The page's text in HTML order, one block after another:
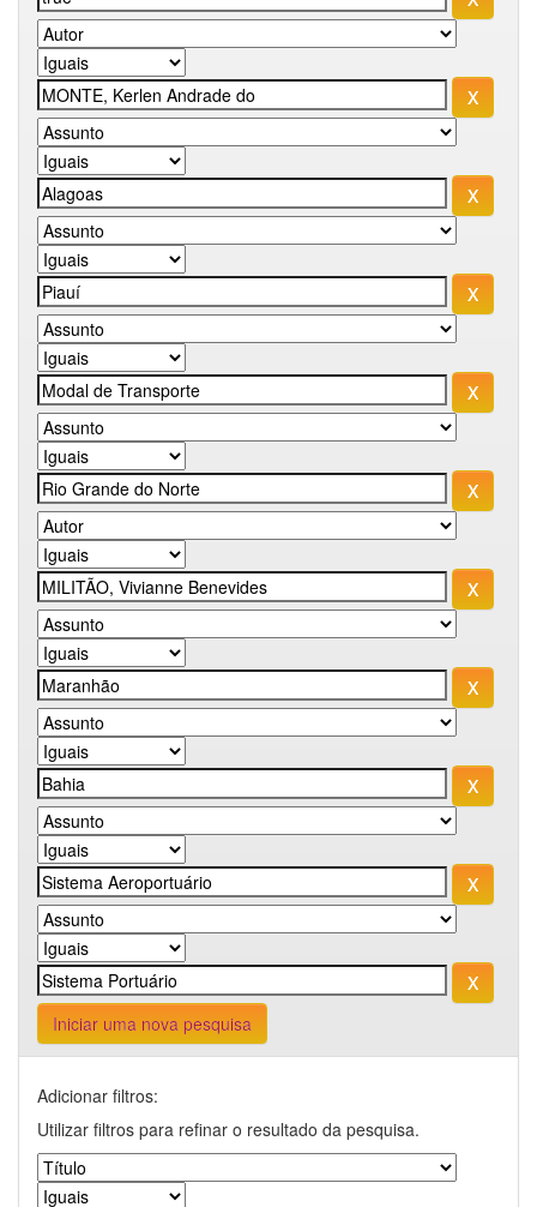
Iniciar uma nova pesquisa
Adicionar filtros:
Utilizar filtros para refinar o resultado da pesquisa.